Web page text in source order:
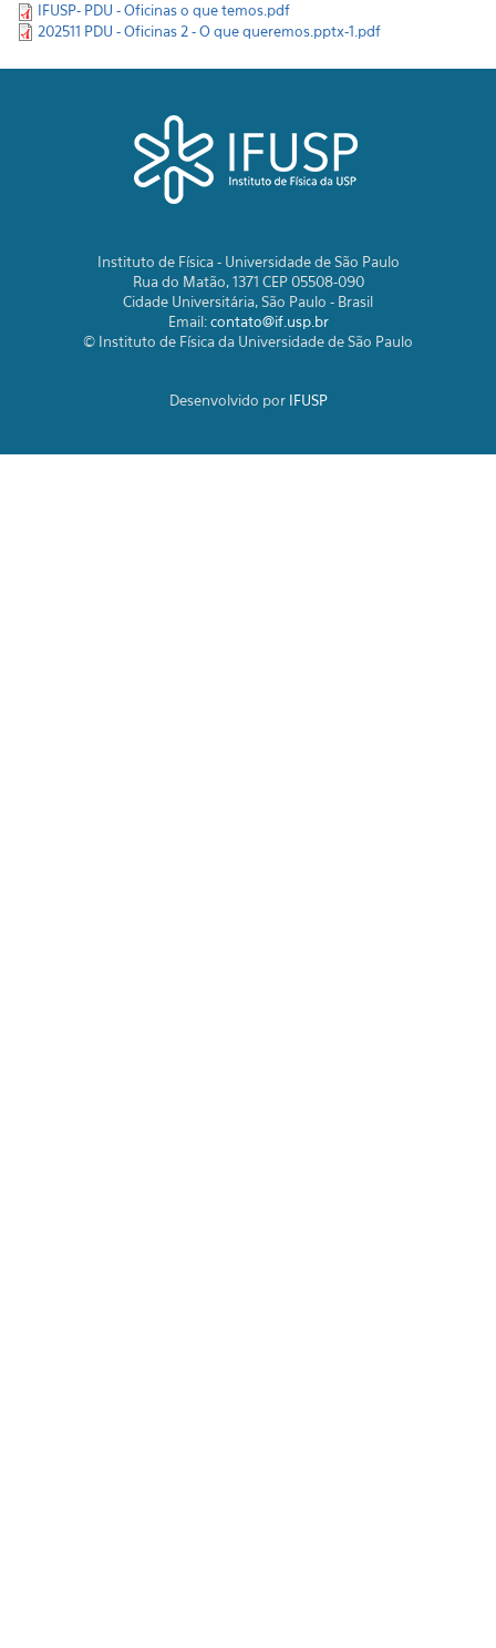
IFUSP- PDU - Oficinas o que temos.pdf
202511 PDU - Oficinas 2 - O que queremos.pptx-1.pdf
Instituto de Física - Universidade de São Paulo
Rua do Matão, 1371 CEP 05508-090
Cidade Universitária, São Paulo - Brasil
Email:contato@if.usp.br
© Instituto de Física da Universidade de São Paulo
Desenvolvido por IFUSP